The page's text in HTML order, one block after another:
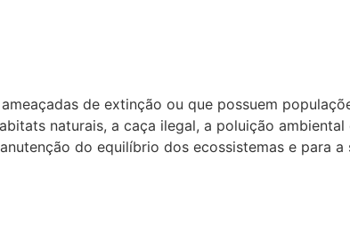
de extinção ou que possuem
naturais, a caça ilegal, a poluição ambiental
do equilíbrio dos ecossistemas e para